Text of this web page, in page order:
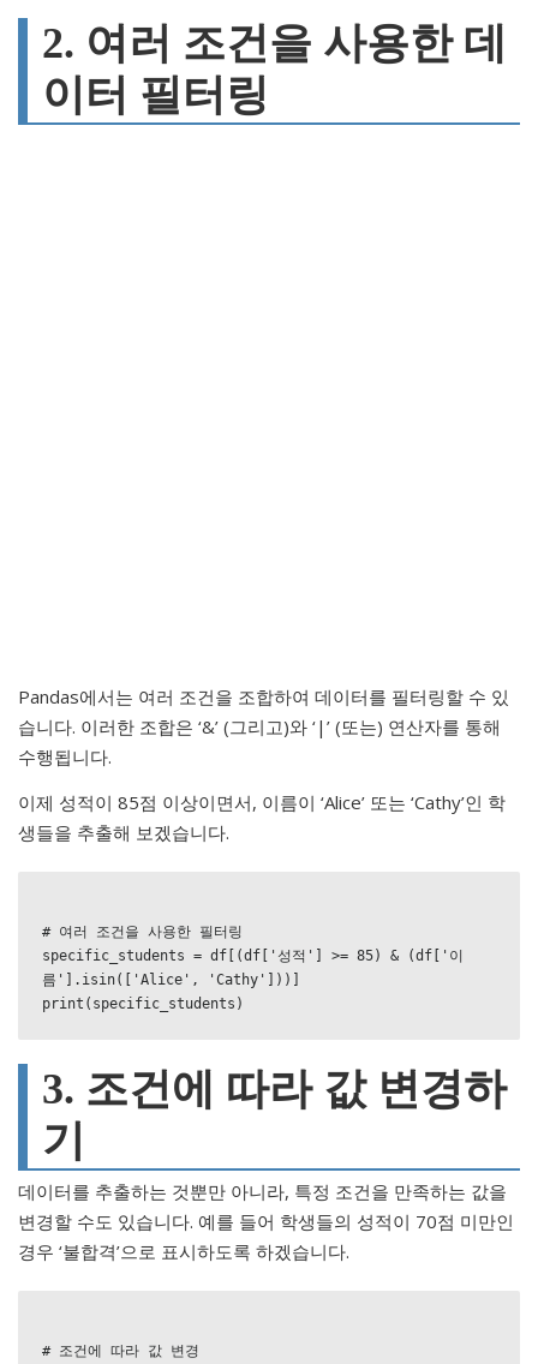
2. 여러 조건을 사용한 데
이터 필터링
Pandas에서는 여러 조건을 조합하여 데이터를 필터링할 수 있
습니다. 이러한 조합은 ‘&’ (그리고)와 ‘|’ (또는) 연산자를 통해
수행됩니다.
이제 성적이 85점 이상이면서, 이름이 ‘Alice’ 또는 ‘Cathy’인 학
생들을 추출해 보겠습니다.
# 여러 조건을 사용한 필터링
specific_students = df[(df['성적'] >= 85) & (df['이
름'].isin(['Alice', 'Cathy']))]
3. 조건에 따라 값 변경하
기
데이터를 추출하는 것뿐만 아니라, 특정 조건을 만족하는 값을
변경할 수도 있습니다. 예를 들어 학생들의 성적이 70점 미만인
경우 ‘불합격’으로 표시하도록 하겠습니다.
# 조건에 따라 값 변경